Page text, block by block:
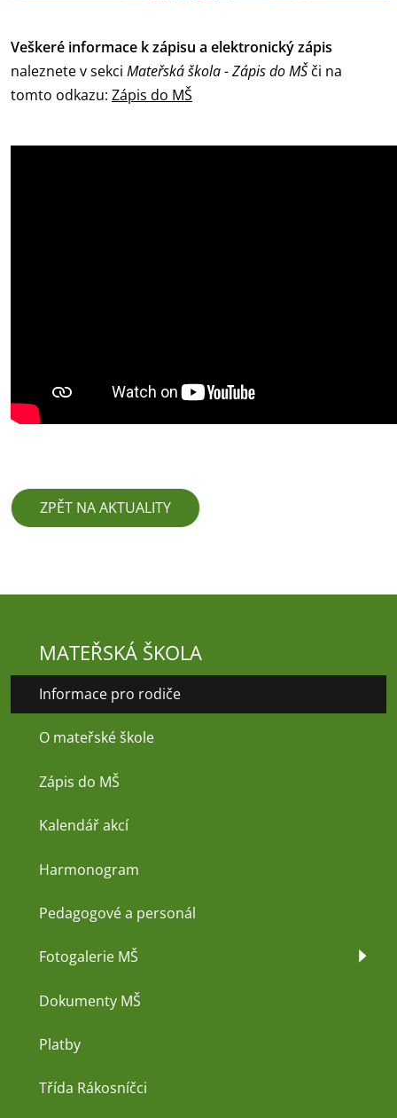
Veškeré informace k zápisu a elektronický zápis
naleznete v sekci Mateřská škola - Zápis do MŠ či na
tomto odkazu: Zápis do MŠ
ZPĚT NA AKTUALITY
MATEŘSKÁ ŠKOLA
Informace pro rodiče
O mateřské škole
Zápis do MŠ
Kalendář akcí
Harmonogram
Pedagogové a personál
Fotogalerie MŠ
Dokumenty MŠ
Platby
Třída Rákosníčci